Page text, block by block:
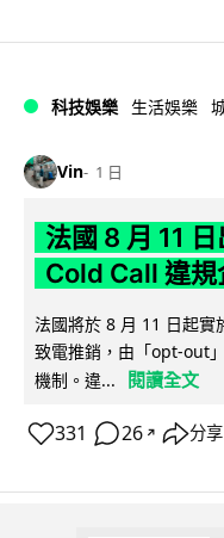
科技娛樂 生活娛樂
Vin 1 日
法國 8 月 11
Cold Call 違
法國將於 8 月 11 日起實
致電推銷，由「opt-out
機制。違...
閱讀全文
331 26 ↗ 分享